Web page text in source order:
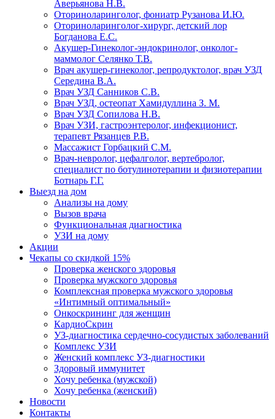
Аверьянова Н.В.
Оториноларинголог, фониатр Рузанова И.Ю.
Оториноларинголог-хирург, детский лор
Богданова Е.С.
Акушер-Гинеколог-эндокринолог, онколог-
маммолог Селянко Т.В.
Врач акушер-гинеколог, репродуктолог, врач УЗД
Середина В.А.
Врач УЗД Санников С.В.
Врач УЗД, остеопат Хамидуллина З. М.
Врач УЗД Сопилова Н.В.
Врач УЗИ, гастроэнтеролог, инфекционист,
терапевт Рязанцев Р.В.
Массажист Горбацкий С.М.
Врач-невролог, цефалголог, вертебролог,
специалист по ботулинотерапии и физиотерапии
Ботнарь Г.Г.
Выезд на дом
Анализы на дому
Вызов врача
Функциональная диагностика
УЗИ на дому
Акции
Чекапы со скидкой 15%
Проверка женского здоровья
Проверка мужского здоровья
Комплексная проверка мужского здоровья
«Интимный оптимальный»
Онкоcкрининг для женщин
КардиоСкрин
УЗ-диагностика сердечно-сосудистых заболеваний
Комплекс УЗИ
Женский комплекс УЗ-диагностики
Здоровый иммунитет
Хочу ребенка (мужской)
Хочу ребенка (женский)
Новости
Контакты